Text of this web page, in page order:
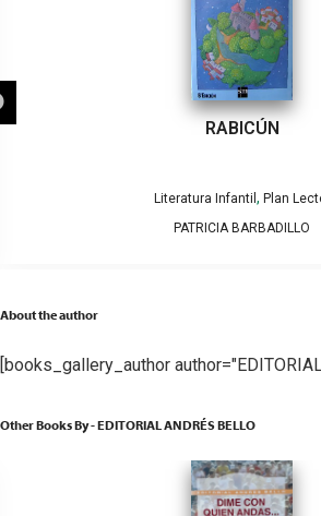
RABICÚN
Literatura Infantil , Plan
PATRICIA BARBADILLO
About the author
[books_gallery_author
Other Books By - EDITORIAL ANDRÉS BELLO